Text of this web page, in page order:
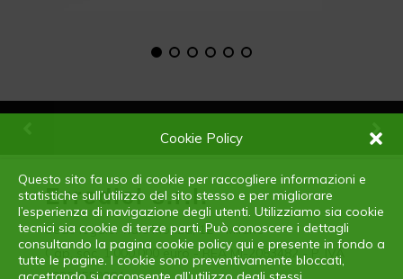
Cookie Policy
Questo sito fa uso di cookie per raccogliere informazioni e
statistiche sull’utilizzo del sito stesso e per migliorare
l’esperienza di navigazione degli utenti. Utilizziamo sia cookie
tecnici sia cookie di terze parti. Può conoscere i dettagli
consultando la pagina cookie policy qui e presente in fondo a
tutte le pagine. I cookie sono preventivamente bloccati,
Erredici s.r.l.
Sede legale: viale Monza, 12 - Milano
Cap. soc. 1.000.000 euro - REA MI-2083482 - P. IVA